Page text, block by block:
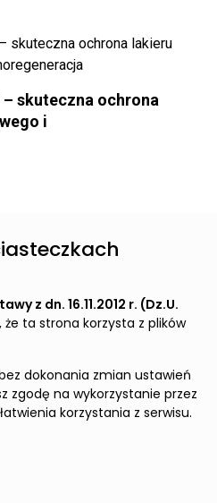
– skuteczna ochrona
i
z dn. 16.11.2012 r. (Dz.U.
ta strona korzysta z plików
dokonania zmian ustawień
zgodę na wykorzystanie przez
korzystania z serwisu.